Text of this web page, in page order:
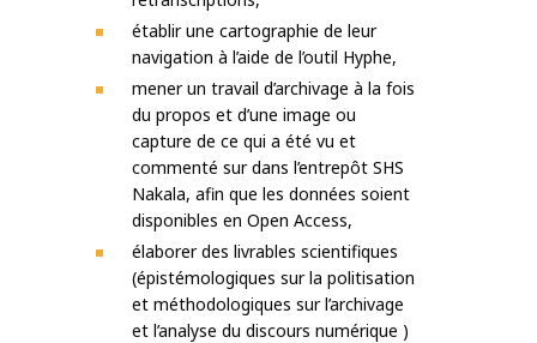
établir une cartographie de leur
navigation à l’aide de l’outil Hyphe,
mener un travail d’archivage à la fois
du propos et d’une image ou
capture de ce qui a été vu et
commenté sur dans l’entrepôt SHS
Nakala, afin que les données soient
disponibles en Open Access,
élaborer des livrables scientifiques
(épistémologiques sur la politisation
et méthodologiques sur l’archivage
et l’analyse du discours numérique )